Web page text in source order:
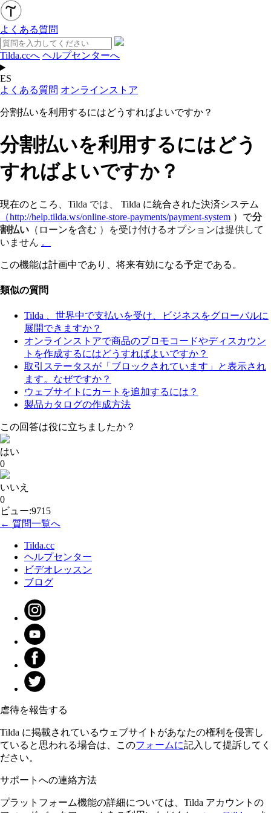
よくある質問
Tilda.ccへ ヘルプセンターへ
ES
よくある質問 オンラインストア
分割払いを利用するにはどうすればよいですか？
分割払いを利用するにはどう
すればよいですか？
現在のところ、Tilda では、 Tilda に統合された決済システム
（http://help.tilda.ws/online-store-payments/payment-system ）で分
割払い （ローンを含む ）を受け付けるオプションは提供して
いません 。
この機能は計画中であり、将来有効になる予定である。
類似の質問
Tilda 、世界中で支払いを受け、ビジネスをグローバルに
展開できますか？
オンラインストアで商品のプロモコードやディスカウン
トを作成するにはどうすればよいですか？
取引ステータスが「ブロックされています」と表示され
ます。なぜですか？
ウェブサイトにカートを追加するには？
製品カタログの作成方法
この回答は役に立ちましたか？
はい
0
いいえ
0
ビュー:9715
← 質問一覧へ
Tilda.cc
ヘルプセンター
ビデオレッスン
ブログ
虐待を報告する
Tilda に掲載されているウェブサイトがあなたの権利を侵害し
ていると思われる場合は、このフォームに記入して提訴してく
ださい。
サポートへの連絡方法
プラットフォーム機能の詳細については、Tilda アカウントの